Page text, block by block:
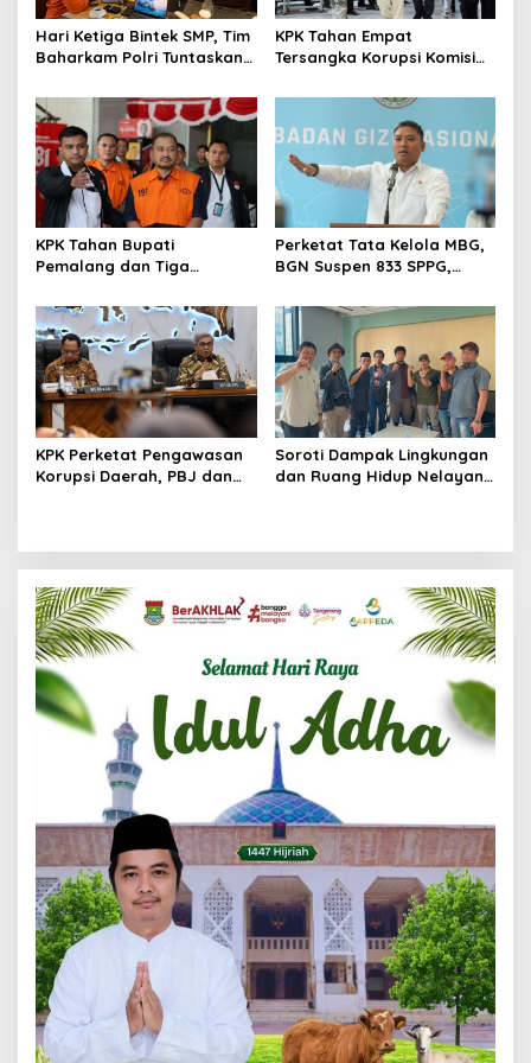
s
Hari Ketiga Bintek SMP, Tim
Baharkam Polri Tuntaskan
Pengamanan Pertamina
Patra Niaga Jabar
KPK Tahan Empat
Tersangka Korupsi Komisi
KPK Tahan Bupati
Pemalang dan Tiga
Dugaan Pemerasan
Perketat Tata Kelola MBG,
BGN Suspen 833 SPPG,
Permanen
KPK Perketat Pengawasan
Korupsi Daerah, PBJ dan
Soroti Dampak Lingkungan
dan Ruang Hidup Nelayan,